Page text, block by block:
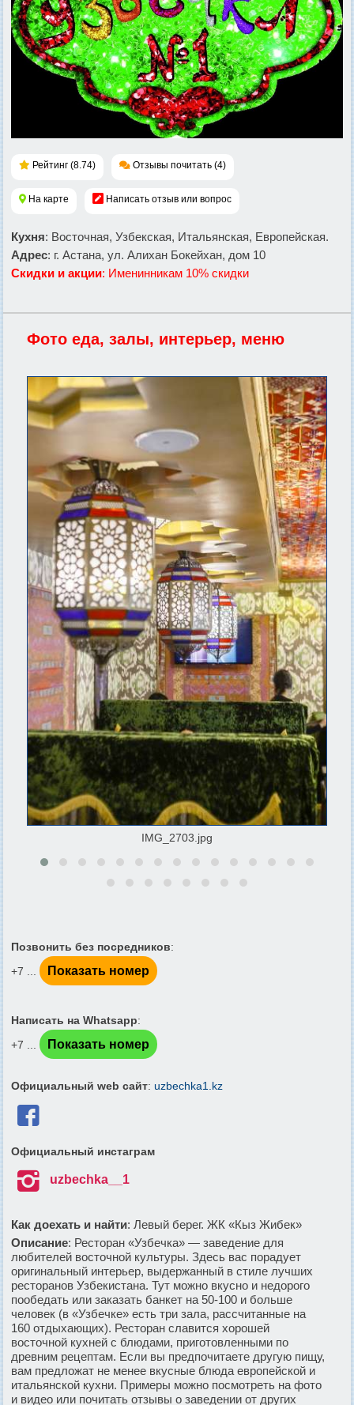
Рейтинг (8.74) Отзывы почитать (4)
На карте Написать отзыв или вопрос
Кухня: Восточная, Узбекская, Итальянская, Европейская.
Адрес: г. Астана, ул. Алихан Бокейхан, дом 10
Скидки и акции: Именинникам 10% скидки
Фото еда, залы, интерьер, меню
IMG_2703.jpg
Позвонить без посредников:
+7 ...
Показать номер
Написать на Whatsapp:
+7 ...
Показать номер
Официальный web сайт: uzbechka1.kz

Официальный инстаграм
 uzbechka__1
Как доехать и найти: Левый берег. ЖК «Кыз Жибек»
Описание: Ресторан «Узбечка» — заведение для
любителей восточной культуры. Здесь вас порадует
оригинальный интерьер, выдержанный в стиле лучших
ресторанов Узбекистана. Тут можно вкусно и недорого
пообедать или заказать банкет на 50-100 и больше
человек (в «Узбечке» есть три зала, рассчитанные на
160 отдыхающих). Ресторан славится хорошей
восточной кухней с блюдами, приготовленными по
древним рецептам. Если вы предпочитаете другую пищу,
вам предложат не менее вкусные блюда европейской и
итальянской кухни. Примеры можно посмотреть на фото
и видео или почитать отзывы о заведении от других